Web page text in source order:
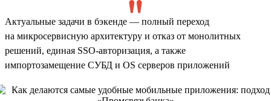
Актуальные задачи в бэкенде — полный переход
на микросервисную архитектуру и отказ от монолитных
решений, единая SSO-авторизация, а также
импортозамещение СУБД и OS серверов приложений